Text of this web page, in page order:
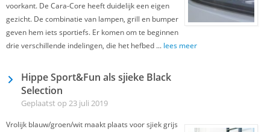
voorkant. De Cara-Core heeft duidelijk een eigen
gezicht. De combinatie van lampen, grill en bumper
geven hem iets sportiefs. Er komen om te beginnen
drie verschillende indelingen, die het hefbed ... lees meer
Hippe Sport&Fun als sjieke Black
Selection
Geplaatst op 23 juli 2019
Vrolijk blauw/groen/wit maakt plaats voor sjiek grijs